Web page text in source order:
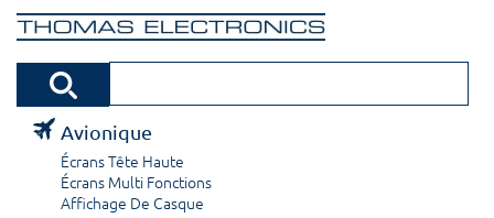
Avionique
Écrans Tête Haute
Écrans Multi Fonctions
Affichage De Casque